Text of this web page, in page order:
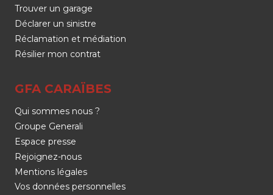
Trouver un garage
Déclarer un sinistre
Réclamation et médiation
Résilier mon contrat
GFA CARAÏBES
Qui sommes nous ?
Groupe Generali
Espace presse
Rejoignez-nous
Mentions légales
Vos données personnelles